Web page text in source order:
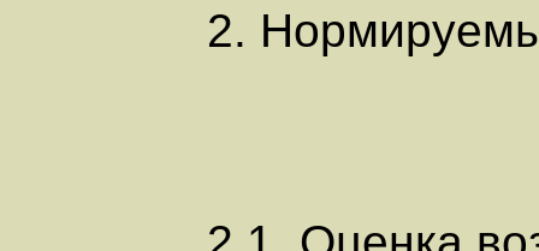
2.